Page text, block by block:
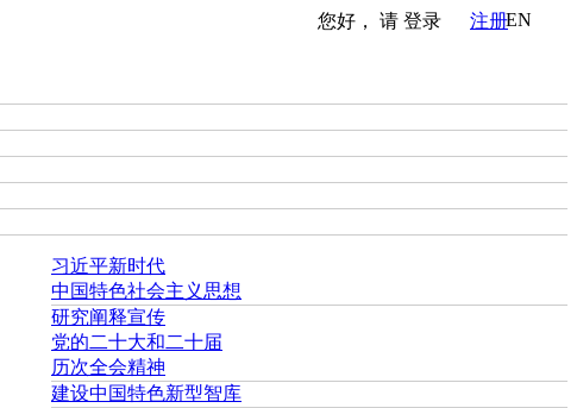
您好， 请 登录 注册EN
习近平新时代
中国特色社会主义思想
研究阐释宣传
党的二十大和二十届
历次全会精神
建设中国特色新型智库